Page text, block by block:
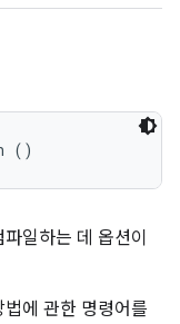
()
일하는 데 옵션이
에 관한 명령어를